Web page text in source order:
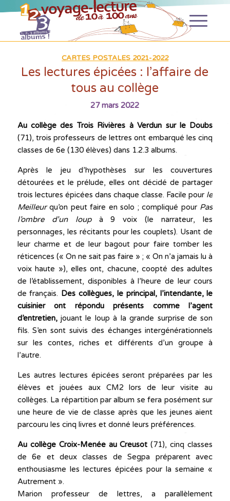
CARTES POSTALES 2021-2022
Les lectures épicées : l’affaire de
tous au collège
27 mars 2022
Au collège des Trois Rivières à Verdun sur le Doubs
(71), trois professeurs de lettres ont embarqué les cinq
classes de 6e (130 élèves) dans 1.2.3 albums.
Après le jeu d’hypothèses sur les couvertures
détourées et le prélude, elles ont décidé de partager
trois lectures épicées dans chaque classe. Facile pour le
Meilleurqu’on peut faire en solo ; compliqué pour Pas
l’ombre d’un loupà 9 voix (le narrateur, les
personnages, les récitants pour les couplets). Usant de
leur charme et de leur bagout pour faire tomber les
réticences (« On ne sait pas faire » ; « On n’a jamais lu à
voix haute »), elles ont, chacune, coopté des adultes
de l’établissement, disponibles à l’heure de leur cours
de français. Des collègues, le principal, l’intendante, le
cuisinier ont répondu présents comme l’agent
d’entretien,jouant le loup à la grande surprise de son
fils. S’en sont suivis des échanges intergénérationnels
sur les contes, riches et différents d’un groupe à
l’autre.
Les autres lectures épicées seront préparées par les
élèves et jouées aux CM2 lors de leur visite au
collèges. La répartition par album se fera posément sur
une heure de vie de classe après que les jeunes aient
parcouru les cinq livres et donné leurs préférences.
Au collège Croix-Menée au Creusot (71), cinq classes
de 6e et deux classes de Segpa préparent avec
enthousiasme les lectures épicées pour la semaine «
Autrement ».
Marion professeur de lettres, a parallèlement